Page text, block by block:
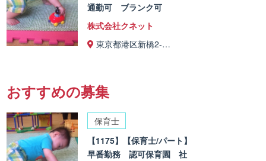
通勤可 ブランク可
株式会社クネット
東京都港区新橋2-…
おすすめの募集
保育士
【1175】【保育士/パート】
早番勤務 認可保育園 社